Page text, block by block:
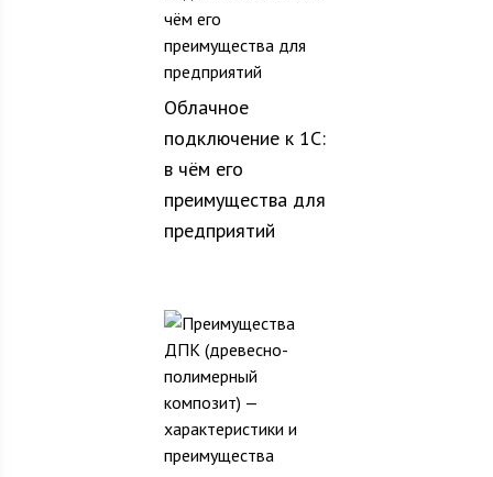
Облачное
подключение к 1С:
в чём его
преимущества для
предприятий